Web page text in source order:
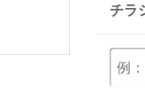
チラ